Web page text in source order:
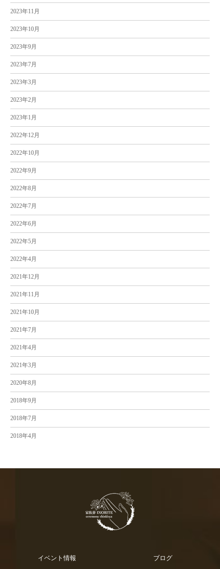
2023年11月
2023年10月
2023年9月
2023年7月
2023年3月
2023年2月
2023年1月
2022年12月
2022年10月
2022年9月
2022年8月
2022年7月
2022年6月
2022年5月
2022年4月
2021年12月
2021年11月
2021年10月
2021年7月
2021年4月
2021年3月
2020年8月
2018年9月
2018年7月
2018年4月
イベント情報 ブログ